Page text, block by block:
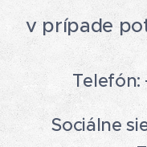
v prípade
Telefón:
Sociálne